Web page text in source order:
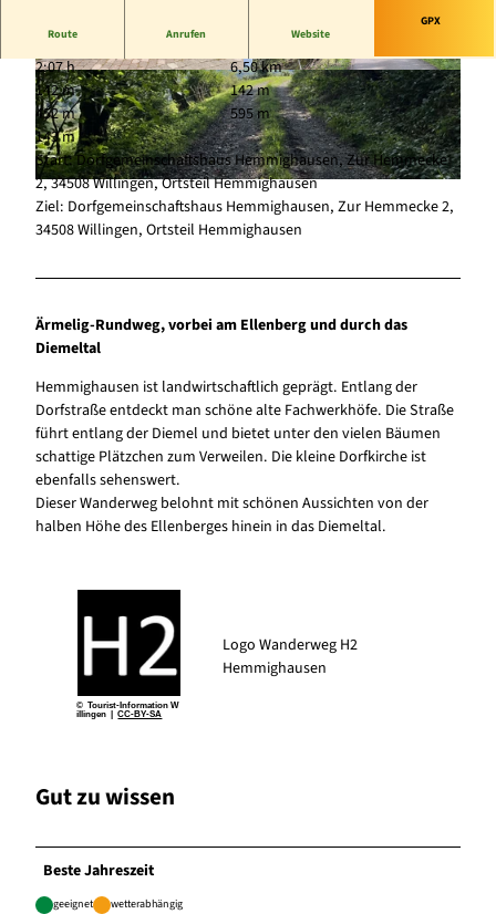
© Sophia Beyer, Tourist-Information Willingen | CC-BY-SA
© Sophia Beyer, Tourist-Information Willingen
|CC-BY-SA
© Sophia Beyer, Tourist-Information Willingen
| CC-BY-SA
Route Anrufen Website
GPX
2:07 h
6,50 km
142 m
142 m
452 m
595 m
143 m
Start: Dorfgemeinschaftshaus Hemmighausen, Zur Hemmecke
2, 34508 Willingen, Ortsteil Hemmighausen
Ziel: Dorfgemeinschaftshaus Hemmighausen, Zur Hemmecke 2,
34508 Willingen, Ortsteil Hemmighausen
Ärmelig-Rundweg, vorbei am Ellenberg und durch das
Diemeltal
Hemmighausen ist landwirtschaftlich geprägt. Entlang der
Dorfstraße entdeckt man schöne alte Fachwerkhöfe. Die Straße
führt entlang der Diemel und bietet unter den vielen Bäumen
schattige Plätzchen zum Verweilen. Die kleine Dorfkirche ist
ebenfalls sehenswert.
Dieser Wanderweg belohnt mit schönen Aussichten von der
halben Höhe des Ellenberges hinein in das Diemeltal.
© Tourist-Information W
illingen |CC-BY-SA
Logo Wanderweg H2
Hemmighausen
Gut zu wissen
Beste Jahreszeit
geeignet wetterabhängig